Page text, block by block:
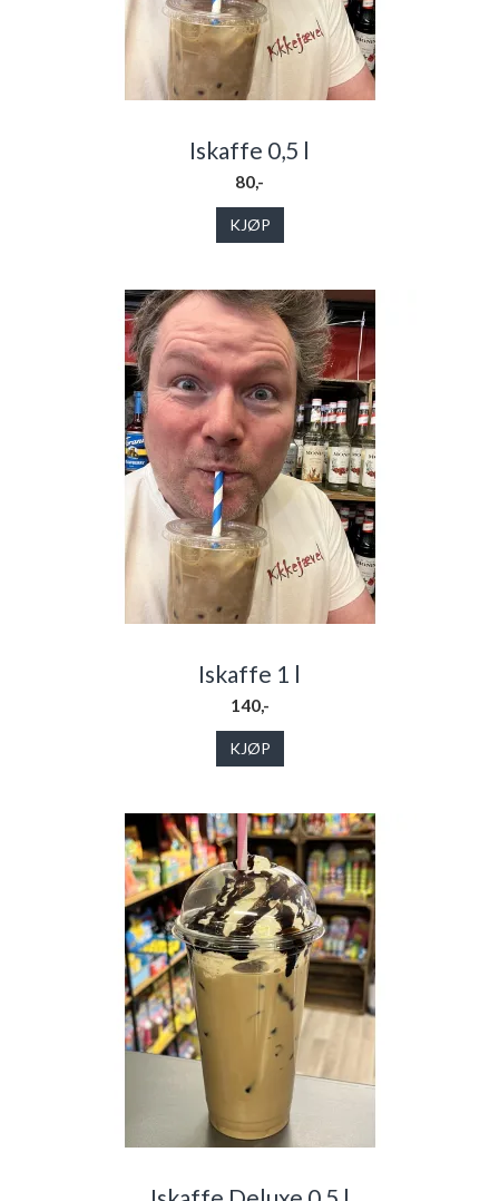
Iskaffe 0,5 l
80,-
KJØP
Iskaffe 1 l
140,-
KJØP